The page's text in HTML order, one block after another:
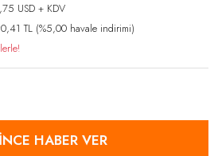
USD + KDV
TL (%5,00 havale indirimi)
HABER VER